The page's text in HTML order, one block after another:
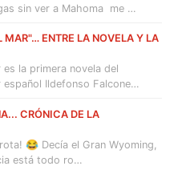
sin ver a Mahoma me …
MAR"… ENTRE LA NOVELA Y LA
la primera novela del
Ildefonso Falcone…
CRÓNICA DE LA
😂 Decía el Gran Wyoming,
está todo ro…